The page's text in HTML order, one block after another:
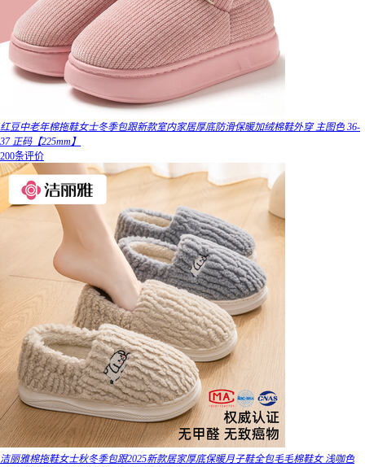
红豆中老年棉拖鞋女士冬季包跟新款室内家居厚底防滑保暖加绒棉鞋外穿 主图色 36-
37 正码【225mm】
200条评价
洁丽雅棉拖鞋女士秋冬季包跟2025新款居家厚底保暖月子鞋全包毛毛棉鞋女 浅咖色